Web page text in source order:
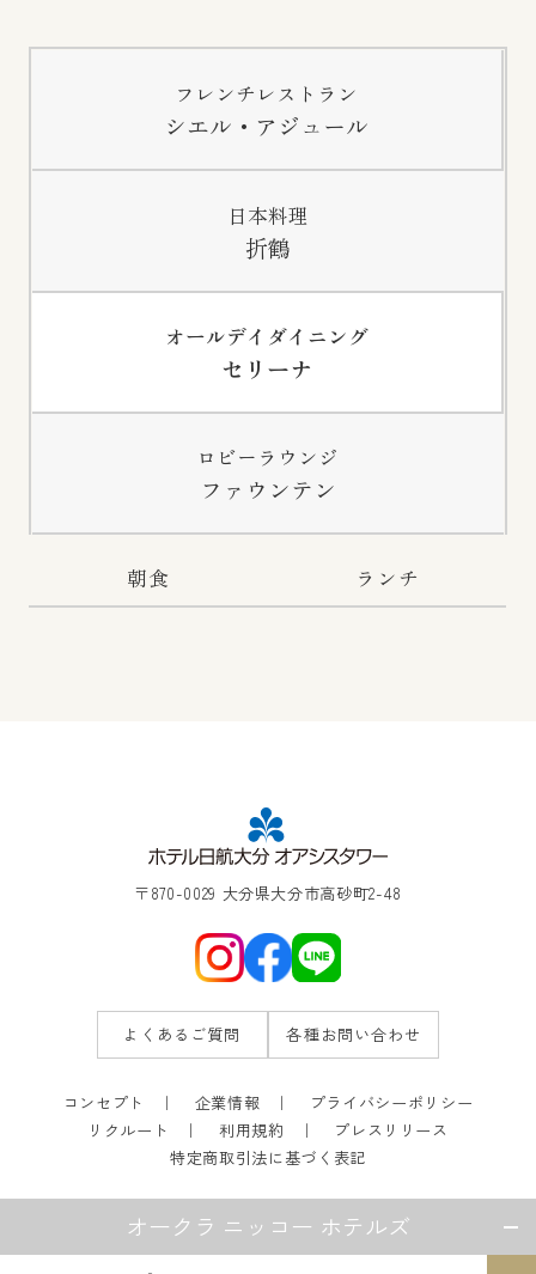
フレンチレストラン
シエル・アジュール
日本料理
折鶴
オールデイダイニング
セリーナ
ロビーラウンジ
ファウンテン
朝食 ランチ
〒870-0029 大分県大分市高砂町2-48
よくあるご質問 各種お問い合わせ
コンセプト 企業情報
プライバシーポリシー
リクルート
利用規約
プレスリリース
特定商取引法に基づく表記
オークラ ニッコー ホテルズ